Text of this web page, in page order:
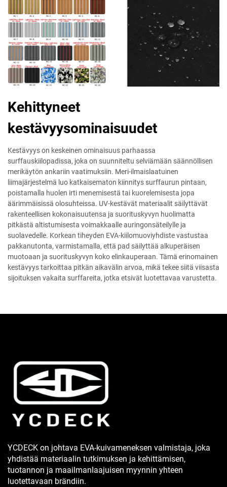
Kehittyneet
kestävyysominaisuudet
Kestävyys on keskeinen ominaisuus parhaassa
surffauskiilopadissa, joka on suunniteltu selviämään säännöllisen
merikäytön ankariin vaatimuksiin. Meri-ilmaislaatuinen
liimajärjestelmä luo katkaisematon kiinnitys surffaurun pintaan,
poistamalla huolen irti menemisestä tai kuorelemisesta jopa
äärimmäisissä olosuhteissa. UV-kestävät materiaalit säilyttävät
rakenteellisen kokonaisuutensa ja suorituskyvyn huolimatta
pitkästä altistumisesta voimakkaalle auringonsäteilylle ja
suolavedelle. Korkean tiheyden EVA-kiilomuoviyhdiste vastustaa
pakkanutonta, varmistamalla, että pad säilyttää alkuperäisen
muotoaan ja suorituskyvyn koko elinkauperaan. Tämä erinomainen
kestävyys tarkoittaa pitkän aikavälin arvoa, mikä tekee siitä viisasta
sijoituksen vakaita surffareita, jotka etsivät luotettavaa varustetta.
YCDECK on johtava EVA-kuivameneksen valmistaja, joka
yhdistää materiaalin tutkimuksen ja kehittämisen,
tuotannon ja maailmanlaajuisen myynnin yhteen
luotettavaan brändiin.